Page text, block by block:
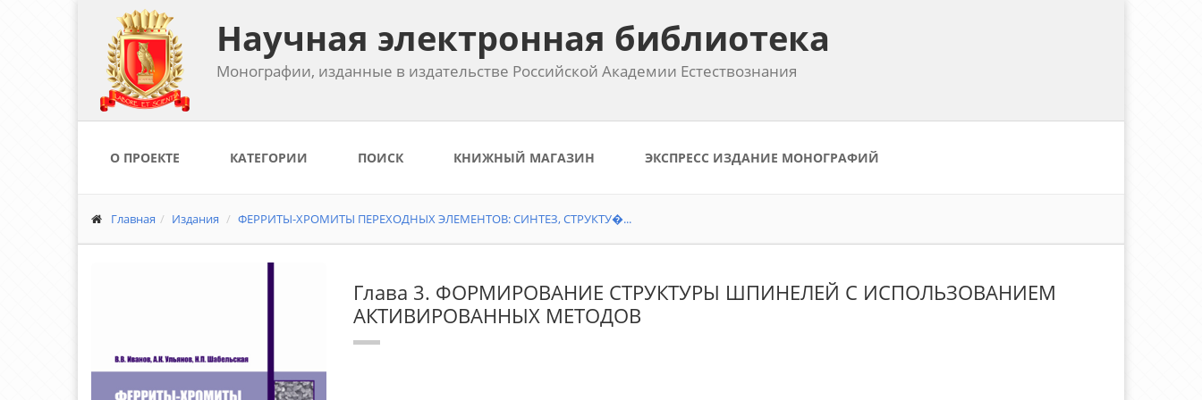
Научная электронная библиотека
Монографии, изданные в издательстве Российской Академии Естествознания
О ПРОЕКТЕ КАТЕГОРИИ ПОИСК КНИЖНЫЙ МАГАЗИН ЭКСПРЕСС ИЗДАНИЕ МОНОГРАФИЙ
Главная Издания ФЕРРИТЫ-ХРОМИТЫ ПЕРЕХОДНЫХ ЭЛЕМЕНТОВ: СИНТЕЗ, СТРУКТУ�...
Глава 3. ФОРМИРОВАНИЕ СТРУКТУРЫ ШПИНЕЛЕЙ С ИСПОЛЬЗОВАНИЕМ
АКТИВИРОВАННЫХ МЕТОДОВ